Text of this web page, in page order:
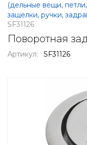
(дельные вещи,
защелки, ручки,
SF31126
Поворотная
Артикул: SF31126